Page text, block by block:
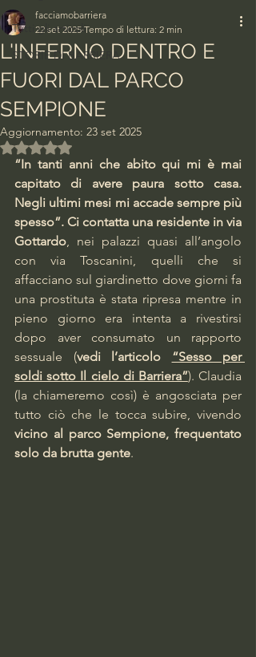
Tutti gli articoli
STORIE DI BARRIERA
L'INFERNO DENTRO E
FUORI DAL PARCO
SEMPIONE
facciamobarriera
22 set 2025 Tempo di lettura: 2 min
Aggiornamento: 23 set 2025
Valutazione NaN stelle su 5.
“In tanti anni che abito qui mi è mai
capitato di avere paura sotto casa.
Negli ultimi mesi mi accade sempre più
spesso”. Ci contatta una residente in via
Gottardo, nei palazzi quasi all’angolo
con via Toscanini, quelli che si
affacciano sul giardinetto dove giorni fa
una prostituta è stata ripresa mentre in
pieno giorno era intenta a rivestirsi
dopo aver consumato un rapporto
sessuale (vedi l’articolo “Sesso per
soldi sotto Il cielo di Barriera”). Claudia
(la chiameremo così) è angosciata per
vicino al parco Sempione, frequentato
solo da brutta gente.